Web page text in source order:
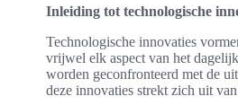
Inleiding tot technologische
Technologische innovaties
vrijwel elk aspect van het
worden geconfronteerd met de
deze innovaties strekt zich uit